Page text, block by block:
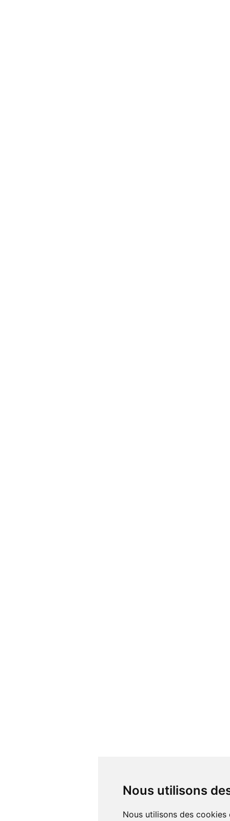
Nous utilisons
Nous utilisons des cookies et d'autres technologies de suivi pour améliorer votre